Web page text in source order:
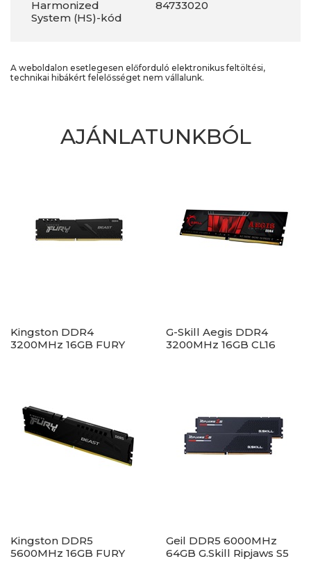
Harmonized
System (HS)-kód
84733020
A weboldalon esetlegesen előforduló elektronikus feltöltési,
technikai hibákért felelősséget nem vállalunk.
AJÁNLATUNKBÓL
Kingston DDR4
3200MHz 16GB FURY
G-Skill Aegis DDR4
3200MHz 16GB CL16
Kingston DDR5
5600MHz 16GB FURY
Geil DDR5 6000MHz
64GB G.Skill Ripjaws S5